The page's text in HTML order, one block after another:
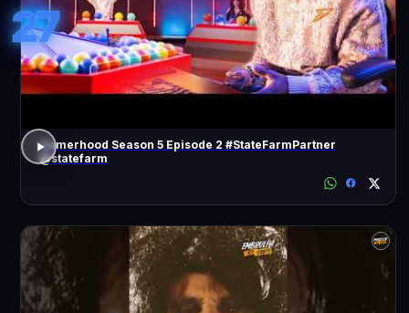
27
Gamerhood Season 5 Episode 2 #StateFarmPartner
@statefarm